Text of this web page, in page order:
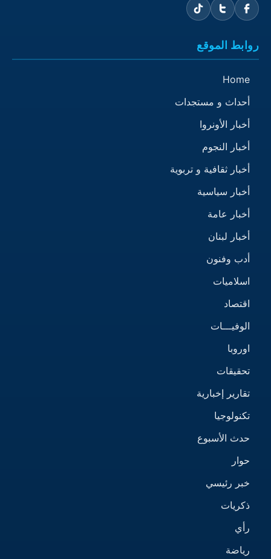
روابط الموقع
Home
أحداث و مستجدات
أخبار الأونروا
أخبار النجوم
أخبار ثقافية و تربوية
أخبار سياسية
أخبار عامة
أخبار لبنان
أدب وفنون
اسلاميات
اقتصاد
الوفيـــات
اوروبا
تحقيقات
تقارير إخبارية
تكنولوجيا
حدث الأسبوع
حوار
خبر رئيسي
ذكريات
رأي
رياضة